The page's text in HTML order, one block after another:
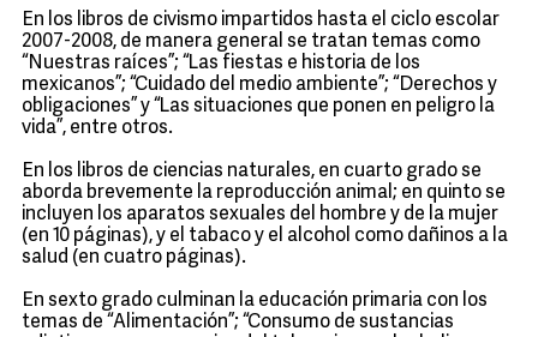
En los libros de civismo impartidos hasta el ciclo escolar
2007-2008, de manera general se tratan temas como
“Nuestras raíces”; “Las fiestas e historia de los
mexicanos”; “Cuidado del medio ambiente”; “Derechos y
obligaciones” y “Las situaciones que ponen en peligro la
vida”, entre otros.
En los libros de ciencias naturales, en cuarto grado se
aborda brevemente la reproducción animal; en quinto se
incluyen los aparatos sexuales del hombre y de la mujer
(en 10 páginas), y el tabaco y el alcohol como dañinos a la
salud (en cuatro páginas).
En sexto grado culminan la educación primaria con los
temas de “Alimentación”; “Consumo de sustancias